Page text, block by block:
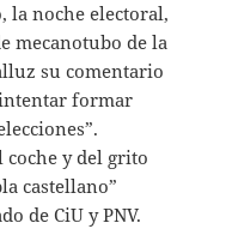
la noche electoral,
mecanotubo de la
su comentario
intentar formar
y del grito
castellano”
de CiU y PNV.